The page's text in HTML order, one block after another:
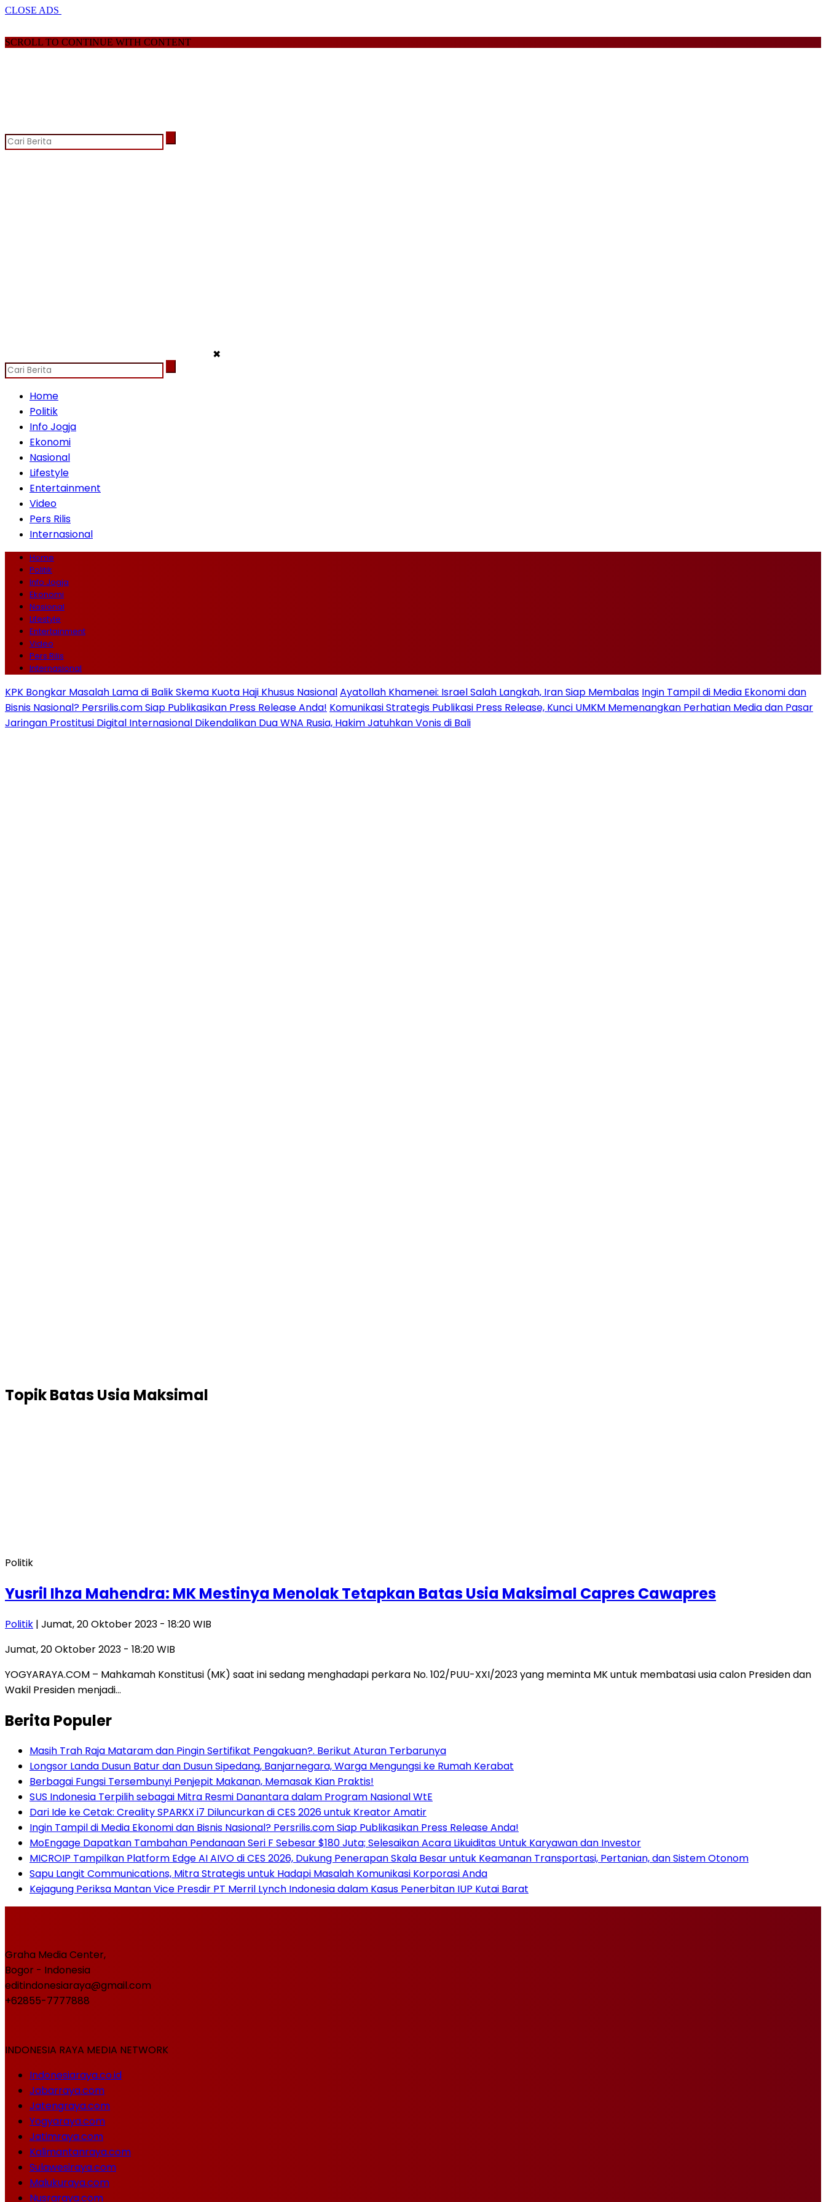
CLOSE ADS
SCROLL TO CONTINUE WITH CONTENT
✖
Home
Politik
Info Jogja
Ekonomi
Nasional
Lifestyle
Entertainment
Video
Pers Rilis
Internasional
Home
Politik
Info Jogja
Ekonomi
Nasional
Lifestyle
Entertainment
Video
Pers Rilis
Internasional
KPK Bongkar Masalah Lama di Balik Skema Kuota Haji Khusus NasionalAyatollah Khamenei: Israel Salah Langkah, Iran Siap Membalas Ingin Tampil di Media Ekonomi dan
Bisnis Nasional? Persrilis.com Siap Publikasikan Press Release Anda! Komunikasi Strategis Publikasi Press Release, Kunci UMKM Memenangkan Perhatian Media dan Pasar
Jaringan Prostitusi Digital Internasional Dikendalikan Dua WNA Rusia, Hakim Jatuhkan Vonis di Bali
TopikBatas Usia Maksimal
Politik
Yusril Ihza Mahendra: MK Mestinya Menolak Tetapkan Batas Usia Maksimal Capres Cawapres
Politik | Jumat, 20 Oktober 2023 - 18:20 WIB
Jumat, 20 Oktober 2023 - 18:20 WIB
YOGYARAYA.COM – Mahkamah Konstitusi (MK) saat ini sedang menghadapi perkara No. 102/PUU-XXI/2023 yang meminta MK untuk membatasi usia calon Presiden dan
Wakil Presiden menjadi…
Berita Populer
Masih Trah Raja Mataram dan Pingin Sertifikat Pengakuan?. Berikut Aturan Terbarunya
Longsor Landa Dusun Batur dan Dusun Sipedang, Banjarnegara, Warga Mengungsi ke Rumah Kerabat
Berbagai Fungsi Tersembunyi Penjepit Makanan, Memasak Kian Praktis!
SUS Indonesia Terpilih sebagai Mitra Resmi Danantara dalam Program Nasional WtE
Dari Ide ke Cetak: Creality SPARKX i7 Diluncurkan di CES 2026 untuk Kreator Amatir
Ingin Tampil di Media Ekonomi dan Bisnis Nasional? Persrilis.com Siap Publikasikan Press Release Anda!
MoEngage Dapatkan Tambahan Pendanaan Seri F Sebesar $180 Juta; Selesaikan Acara Likuiditas Untuk Karyawan dan Investor
MICROIP Tampilkan Platform Edge AI AIVO di CES 2026, Dukung Penerapan Skala Besar untuk Keamanan Transportasi, Pertanian, dan Sistem Otonom
Sapu Langit Communications, Mitra Strategis untuk Hadapi Masalah Komunikasi Korporasi Anda
Kejagung Periksa Mantan Vice Presdir PT Merril Lynch Indonesia dalam Kasus Penerbitan IUP Kutai Barat
Graha Media Center,
Bogor - Indonesia
editindonesiaraya@gmail.com
+62855-7777888
INDONESIA RAYA MEDIA NETWORK
Indonesiaraya.co.id
Jabarraya.com
Jatengraya.com
Yogyaraya.com
Jatimraya.com
Kalimantanraya.com
Sulawesiraya.com
Malukuraya.com
Nusraraya.com